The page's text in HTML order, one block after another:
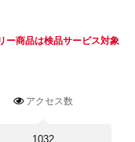
ー商品は検品サービス対象
アクセス数
1032